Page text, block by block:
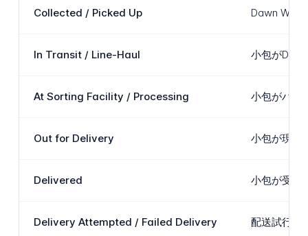
Collected / Picked Up Dawn Wing
In Transit / Line-Haul 小包が
At Sorting Facility / Processing 小包がハブ
Out for Delivery 小包が現地
Delivered 小包が受取
Delivery Attempted / Failed Delivery 配送試行が